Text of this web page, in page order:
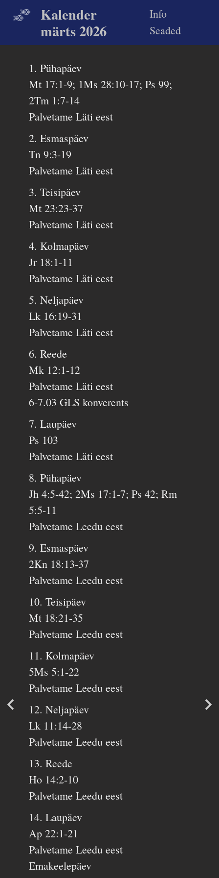
Kalender
märts 2026
Info
Seaded
1. Pühapäev
Mt 17:1-9; 1Ms 28:10-17; Ps 99;
2Tm 1:7-14
Palvetame Läti eest
2. Esmaspäev
Tn 9:3-19
Palvetame Läti eest
3. Teisipäev
Mt 23:23-37
Palvetame Läti eest
4. Kolmapäev
Jr 18:1-11
Palvetame Läti eest
5. Neljapäev
Lk 16:19-31
Palvetame Läti eest
6. Reede
Mk 12:1-12
Palvetame Läti eest
6-7.03 GLS konverents
7. Laupäev
Ps 103
Palvetame Läti eest
8. Pühapäev
Jh 4:5-42; 2Ms 17:1-7; Ps 42; Rm
5:5-11
Palvetame Leedu eest
9. Esmaspäev
2Kn 18:13-37
Palvetame Leedu eest
10. Teisipäev
Mt 18:21-35
Palvetame Leedu eest
11. Kolmapäev
5Ms 5:1-22
Palvetame Leedu eest
12. Neljapäev
Lk 11:14-28
Palvetame Leedu eest
13. Reede
Ho 14:2-10
Palvetame Leedu eest
14. Laupäev
Ap 22:1-21
Palvetame Leedu eest
Emakeelepäev